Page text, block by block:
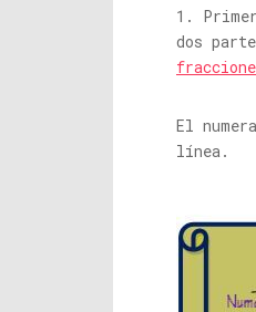
1.
dos
El
línea.